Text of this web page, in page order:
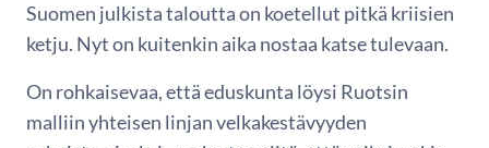
Suomen julkista taloutta on koetellut pitkä kriisien
ketju. Nyt on kuitenkin aika nostaa katse tulevaan.
On rohkaisevaa, että eduskunta löysi Ruotsin
malliin yhteisen linjan velkakestävyyden